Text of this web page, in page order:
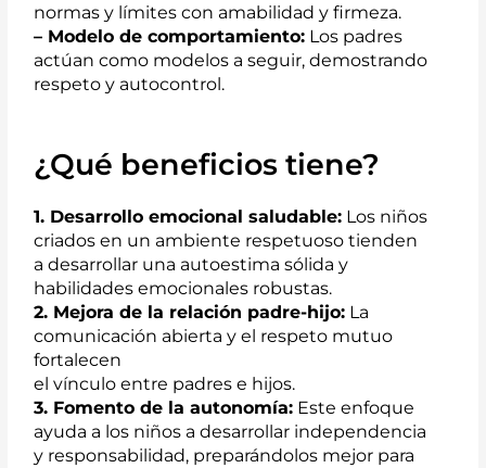
normas y límites con amabilidad y firmeza.
– Modelo de comportamiento: Los padres
actúan como modelos a seguir, demostrando
respeto y autocontrol.
¿Qué beneficios tiene?
1. Desarrollo emocional saludable: Los niños
criados en un ambiente respetuoso tienden
a desarrollar una autoestima sólida y
habilidades emocionales robustas.
2. Mejora de la relación padre-hijo: La
comunicación abierta y el respeto mutuo
fortalecen
el vínculo entre padres e hijos.
3. Fomento de la autonomía: Este enfoque
ayuda a los niños a desarrollar independencia
y responsabilidad, preparándolos mejor para